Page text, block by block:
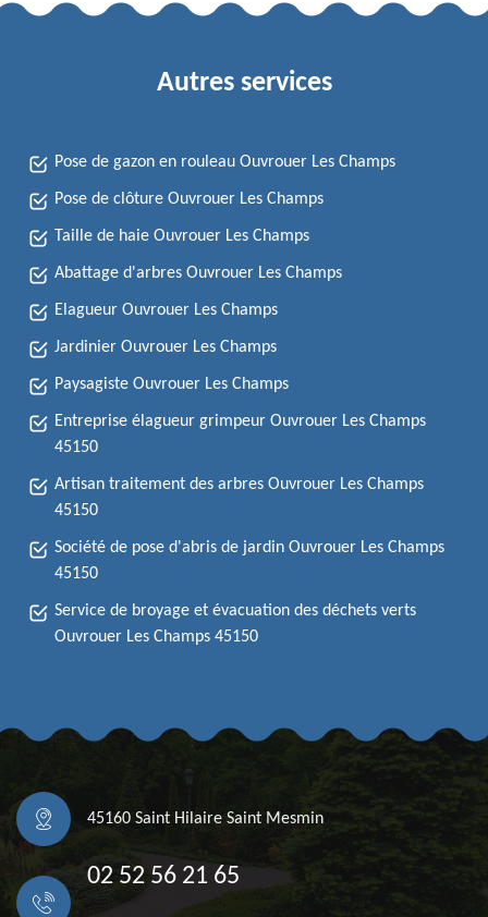
Autres services
Pose de gazon en rouleau Ouvrouer Les Champs
Pose de clôture Ouvrouer Les Champs
Taille de haie Ouvrouer Les Champs
Abattage d'arbres Ouvrouer Les Champs
Elagueur Ouvrouer Les Champs
Jardinier Ouvrouer Les Champs
Paysagiste Ouvrouer Les Champs
Entreprise élagueur grimpeur Ouvrouer Les Champs
45150
Artisan traitement des arbres Ouvrouer Les Champs
45150
Société de pose d'abris de jardin Ouvrouer Les Champs
45150
Service de broyage et évacuation des déchets verts
Ouvrouer Les Champs 45150
45160 Saint Hilaire Saint Mesmin
02 52 56 21 65